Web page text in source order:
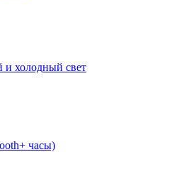
и холодный свет
часы)